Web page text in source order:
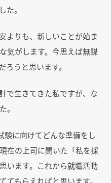
た。
よりも、新しいことが始ま
気がします。今思えば無謀
うと思います。
で生きてきた私ですが、な
。
験に向けてどんな準備をし
在の上司に聞いた「私を採
います。これから就職活動
てもらえればと思います。